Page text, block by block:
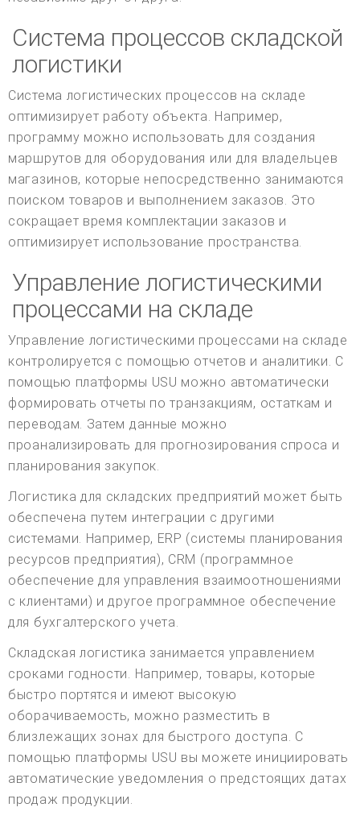
Система процессов складской
логистики
Система логистических процессов на складе
оптимизирует работу объекта. Например,
программу можно использовать для создания
маршрутов для оборудования или для владельцев
магазинов, которые непосредственно занимаются
поиском товаров и выполнением заказов. Это
сокращает время комплектации заказов и
оптимизирует использование пространства.
Управление логистическими
процессами на складе
Управление логистическими процессами на складе
контролируется с помощью отчетов и аналитики. С
помощью платформы USU можно автоматически
формировать отчеты по транзакциям, остаткам и
переводам. Затем данные можно
проанализировать для прогнозирования спроса и
планирования закупок.
Логистика для складских предприятий может быть
обеспечена путем интеграции с другими
системами. Например, ERP (системы планирования
ресурсов предприятия), CRM (программное
обеспечение для управления взаимоотношениями
с клиентами) и другое программное обеспечение
для бухгалтерского учета.
Складская логистика занимается управлением
сроками годности. Например, товары, которые
быстро портятся и имеют высокую
оборачиваемость, можно разместить в
близлежащих зонах для быстрого доступа. С
помощью платформы USU вы можете инициировать
автоматические уведомления о предстоящих датах
продаж продукции.